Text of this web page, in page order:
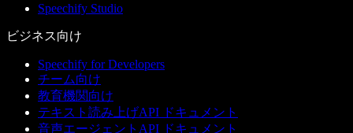
Speechify Studio
ビジネス向け
Speechify for Developers
チーム向け
教育機関向け
テキスト読み上げAPI ドキュメント
音声エージェントAPI ドキュメント